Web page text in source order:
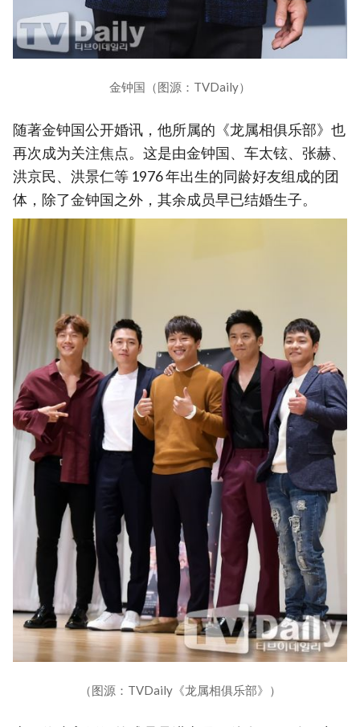
金钟国（图源：TVDaily）
随著金钟国公开婚讯，他所属的《龙属相俱乐部》也
再次成为关注焦点。这是由金钟国、车太铉、张赫、
洪京民、洪景仁等 1976 年出生的同龄好友组成的团
体，除了金钟国之外，其余成员早已结婚生子。
（图源：TVDaily《龙属相俱乐部》）